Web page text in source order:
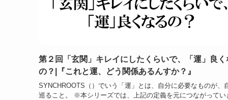
第２回「玄関」キレイにしたくらいで、「運」良く
の？|『これと運、どう関係あるんすか？』
SYNCHROOTS（）でいう「運」とは、自分に必要なものが、
巡ること。 ※本シリーズでは、上記の定義を元につながってい